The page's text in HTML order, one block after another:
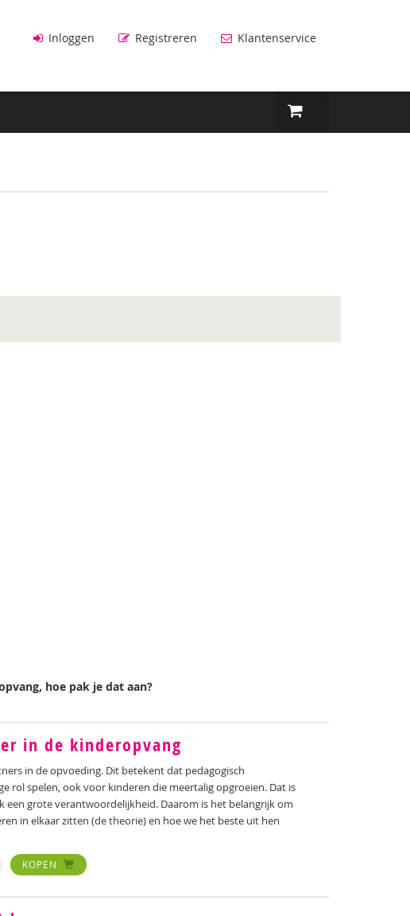
Inloggen Registreren Klantenservice
hoe pak je dat aan?
in de kinderopvang
in de opvoeding. Dit betekent dat pedagogisch
rol spelen, ook voor kinderen die meertalig opgroeien. Dat is
een grote verantwoordelijkheid. Daarom is het belangrijk om
in elkaar zitten (de theorie) en hoe we het beste uit hen
KOPEN